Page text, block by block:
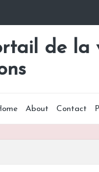
de la
About Contact